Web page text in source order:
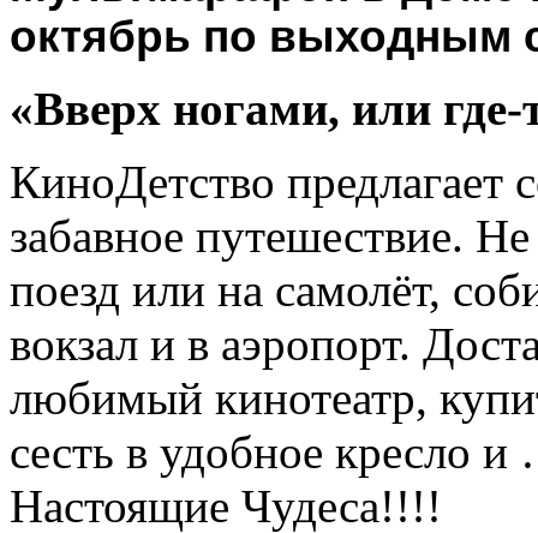
октябрь по
«Вверх ногами, или где-
КиноДетство предлагает
забавное путешествие.
поезд или на самолёт,
вокзал и в аэропорт.
любимый кинотеатр,
сесть в удобное кресло
Настоящие Чудеса!!!!